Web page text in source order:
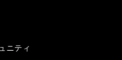
ニティ